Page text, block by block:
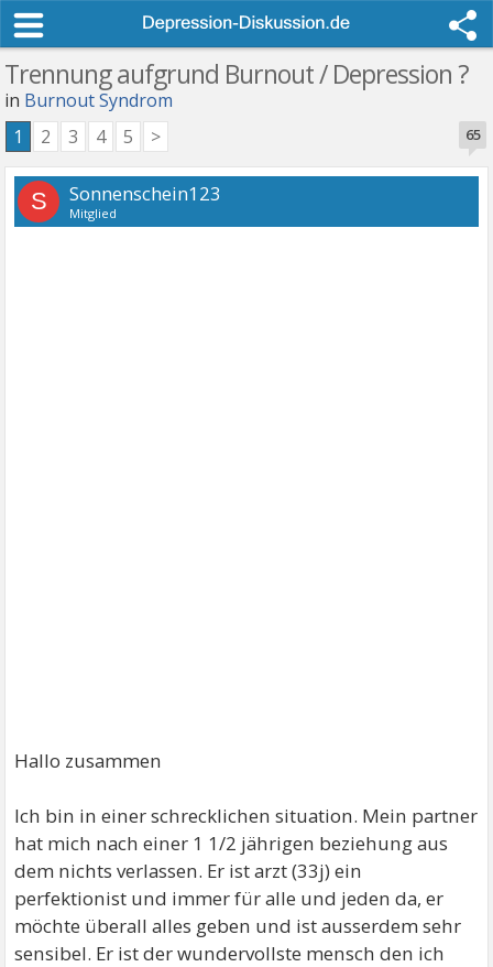
Trennung aufgrund Burnout / Depression ?
in Burnout Syndrom
65
1 2 3 4 5 >
S Sonnenschein123
Mitglied
Hallo zusammen
Ich bin in einer schrecklichen situation. Mein partner
hat mich nach einer 1 1/2 jährigen beziehung aus
dem nichts verlassen. Er ist arzt (33j) ein
perfektionist und immer für alle und jeden da, er
möchte überall alles geben und ist ausserdem sehr
sensibel. Er ist der wundervollste mensch den ich